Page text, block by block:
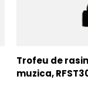
Trofeu de
muzica,